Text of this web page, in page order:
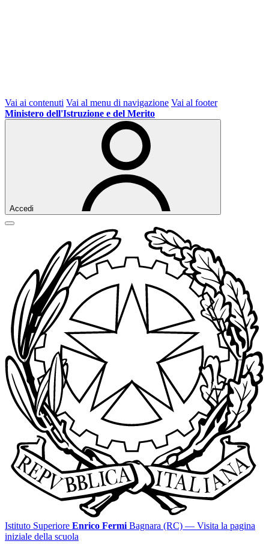
Vai ai contenuti Vai al menu di navigazione Vai al footer
Ministero dell'Istruzione e del Merito
Accedi
Istituto Superiore Enrico Fermi Bagnara (RC) — Visita la pagina
iniziale della scuola